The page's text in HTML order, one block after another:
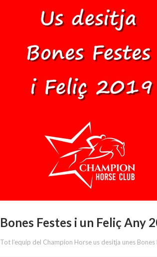
Bones Festes i un Feliç Any
Tot l’equip del Champion Horse us desitja unes